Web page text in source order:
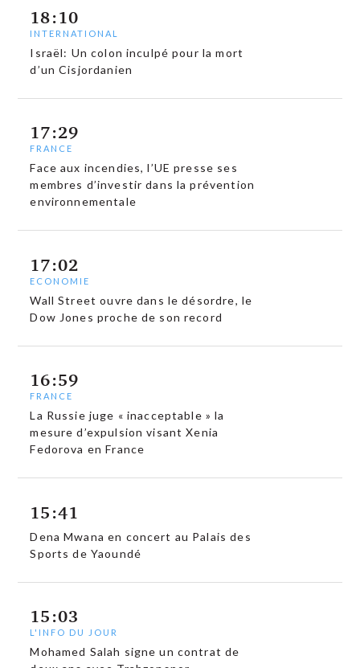
18:10
INTERNATIONAL
Israël: Un colon inculpé pour la mort
d’un Cisjordanien
17:29
FRANCE
Face aux incendies, l’UE presse ses
membres d’investir dans la prévention
environnementale
17:02
ECONOMIE
Wall Street ouvre dans le désordre, le
Dow Jones proche de son record
16:59
FRANCE
La Russie juge « inacceptable » la
mesure d’expulsion visant Xenia
Fedorova en France
15:41
Dena Mwana en concert au Palais des
Sports de Yaoundé
15:03
L'INFO DU JOUR
Mohamed Salah signe un contrat de